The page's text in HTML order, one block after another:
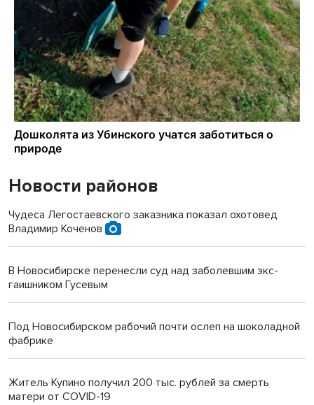
Новости районов
Чудеса Легостаевского заказника показал охотовед
Владимир Коченов
В Новосибирске перенесли суд над заболевшим экс-
гаишником Гусевым
Под Новосибирском рабочий почти ослеп на шоколадной
фабрике
Житель Купино получил 200 тыс. рублей за смерть
матери от COVID-19